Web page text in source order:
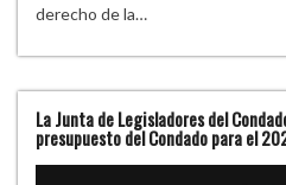
derecho de la…
La Junta de Legisladores del
presupuesto del Condado para el